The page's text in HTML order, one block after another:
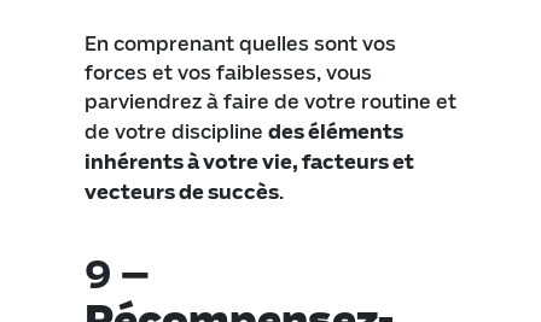
En comprenant quelles sont vos
forces et vos faiblesses, vous
parviendrez à faire de votre routine et
de votre discipline des éléments
inhérents à votre vie, facteurs et
vecteurs de succès.
9 –